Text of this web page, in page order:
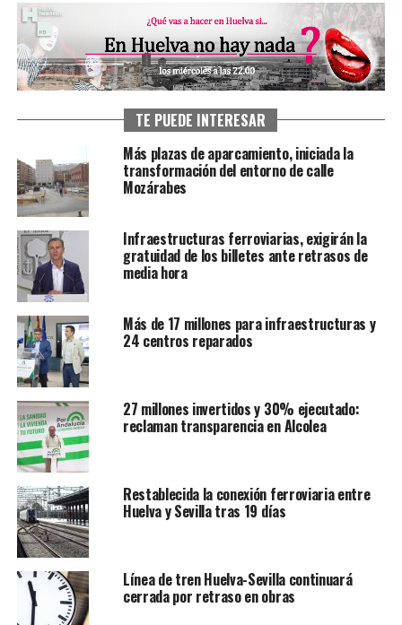
TE PUEDE INTERESAR
Más plazas de aparcamiento, iniciada la
transformación del entorno de calle
Mozárabes
Infraestructuras ferroviarias, exigirán la
gratuidad de los billetes ante retrasos de
media hora
Más de 17 millones para infraestructuras y
24 centros reparados
27 millones invertidos y 30% ejecutado:
reclaman transparencia en Alcolea
Restablecida la conexión ferroviaria entre
Huelva y Sevilla tras 19 días
Línea de tren Huelva-Sevilla continuará
cerrada por retraso en obras